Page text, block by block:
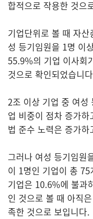
합적으로 작용한 것으
기업단위로 볼 때 자
성 등기임원을 1명 이
55.9%의 기업 이사회
것으로 확인되었습니
2조 이상 기업 중 여성
업 비중이 점차 증가
법 준수 노력은 증가
그러나 여성 등기임원
이 1명인 기업이 총
기업은 10.6%에 불과
인 것으로 볼 때 아직
족한 것으로 보입니다.